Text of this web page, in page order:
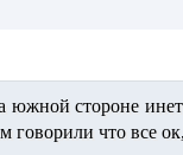
южной стороне
говорили что все